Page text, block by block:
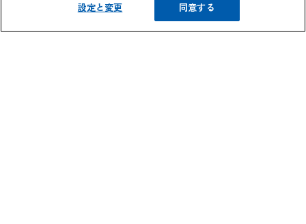
MIMAMO DRIVE事務局（専⽤ヘルプデスク）
0120-546-033
設定と変更 同意する